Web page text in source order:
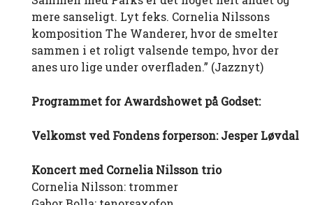
mere sanseligt. Lyt feks. Cornelia Nilssons
komposition The Wanderer, hvor de smelter
sammen i et roligt valsende tempo, hvor der
anes uro lige under overfladen.” (Jazznyt)
Programmet for Awardshowet på Godset:
Velkomst ved Fondens forperson: Jesper Løvdal
Koncert med Cornelia Nilsson trio
Cornelia Nilsson: trommer